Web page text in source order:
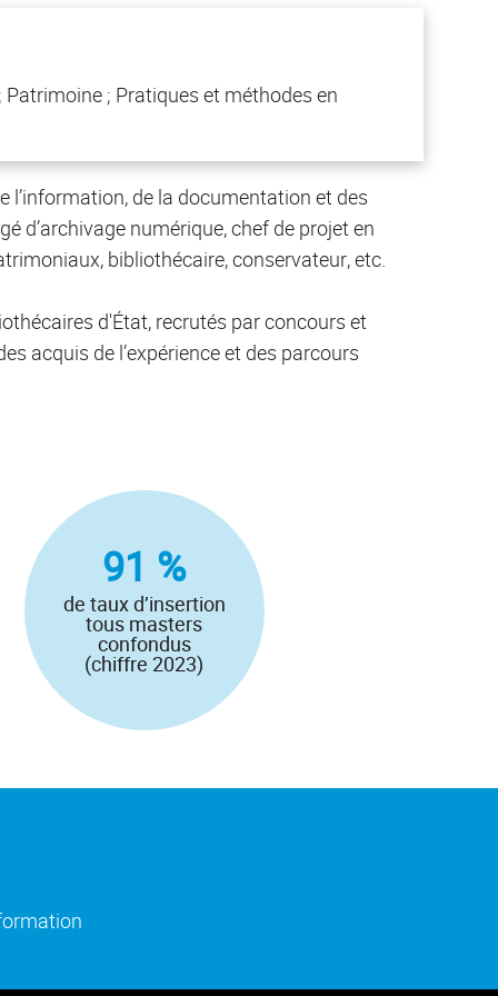
l’information, de la documentation et des
d’archivage numérique, chef de projet en
bibliothécaire, conservateur, etc.
d'État, recrutés par concours et
acquis de l’expérience et des parcours
91 %
de taux d’insertion
tous masters
confondus
(chiffre 2023)
; Pratiques et méthodes en
fenêtre)